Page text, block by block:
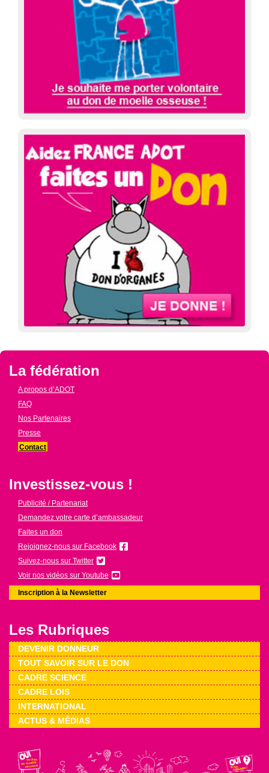
La fédération
A propos d’ADOT
FAQ
Nos Partenaires
Presse
Contact
Investissez-vous !
Publicité / Partenariat
Demandez votre carte d’ambassadeur
Faites un don
Rejoignez-nous sur Facebook
Suivez-nous sur Twitter
Voir nos vidéos sur Youtube
Inscription à la Newsletter
Les Rubriques
DEVENIR DONNEUR
TOUT SAVOIR SUR LE DON
CADRE SCIENCE
CADRE LOIS
INTERNATIONAL
ACTUS & MÉDIAS